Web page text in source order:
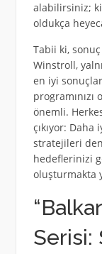
alabilirsiniz;
oldukça
Tabii ki,
Winstroll,
en iyi
önemli.
çıkıyor:
stratejileri
hedeflerinizi
oluşturmakta